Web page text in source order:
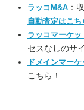
ラッコM&A ：
自動査定はこち
ラッコマーケッ
セスなしのサ
ドメインマーケ
こちら！